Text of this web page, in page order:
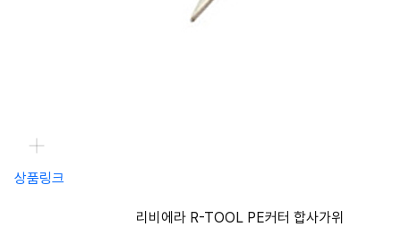
상품링크
리비에라 R-TOOL PE커터 합사가위